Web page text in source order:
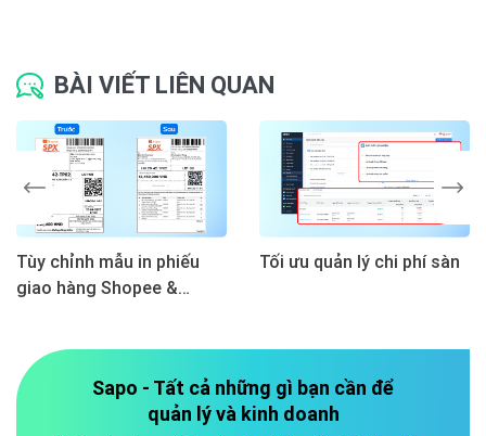
BÀI VIẾT LIÊN QUAN
Tùy chỉnh mẫu in phiếu
giao hàng Shopee &
Tối ưu quản lý chi phí sàn
Sapo - Tất cả những gì bạn cần để
quản lý và kinh doanh